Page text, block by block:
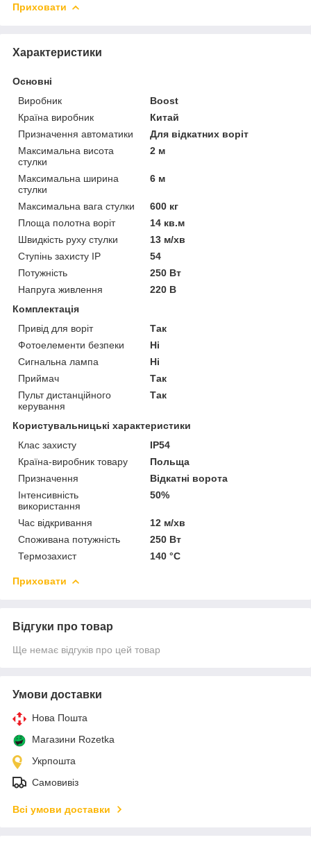
Приховати
Характеристики
Основні
Виробник
Boost
Країна виробник
Китай
Призначення автоматики
Для відкатних воріт
Максимальна висота
стулки
2 м
Максимальна ширина
стулки
6 м
Максимальна вага стулки
600 кг
Площа полотна воріт
14 кв.м
Швидкість руху стулки
13 м/хв
Ступінь захисту IP
54
Потужність
250 Вт
Напруга живлення
220 В
Комплектація
Привід для воріт
Так
Фотоелементи безпеки
Ні
Сигнальна лампа
Ні
Приймач
Так
Пульт дистанційного
керування
Так
Користувальницькі характеристики
Клас захисту
IP54
Країна-виробник товару
Польща
Призначення
Відкатні ворота
Інтенсивність
використання
50%
Час відкривання
12 м/хв
Споживана потужність
250 Вт
Термозахист
140 °C
Приховати
Відгуки про товар
Ще немає відгуків про цей товар
Умови доставки
Нова Пошта
Магазини Rozetka
Укрпошта
Самовивіз
Всі умови доставки